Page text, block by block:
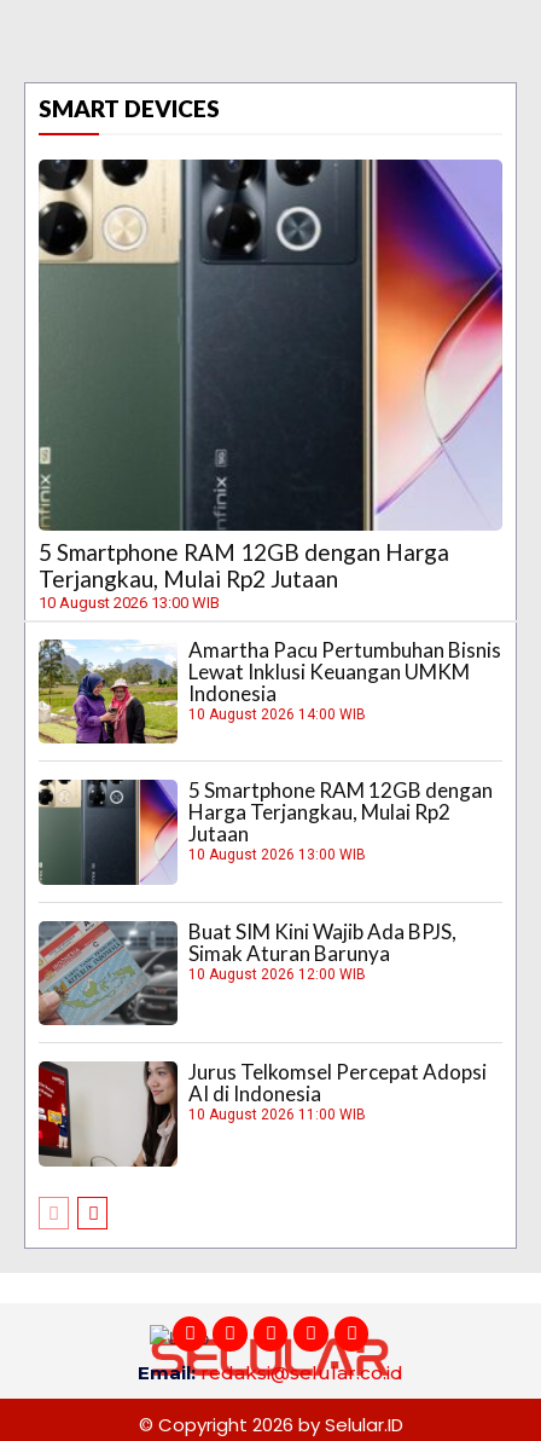
SMART DEVICES
5 Smartphone RAM 12GB dengan Harga
Terjangkau, Mulai Rp2 Jutaan
10 August 2026 13:00 WIB
Amartha Pacu Pertumbuhan Bisnis
Lewat Inklusi Keuangan UMKM
Indonesia
10 August 2026 14:00 WIB
5 Smartphone RAM 12GB dengan
Harga Terjangkau, Mulai Rp2
Jutaan
10 August 2026 13:00 WIB
Buat SIM Kini Wajib Ada BPJS,
Simak Aturan Barunya
10 August 2026 12:00 WIB
Jurus Telkomsel Percepat Adopsi
AI di Indonesia
10 August 2026 11:00 WIB
Email:redaksi@selular.co.id
© Copyright 2026 by Selular.ID